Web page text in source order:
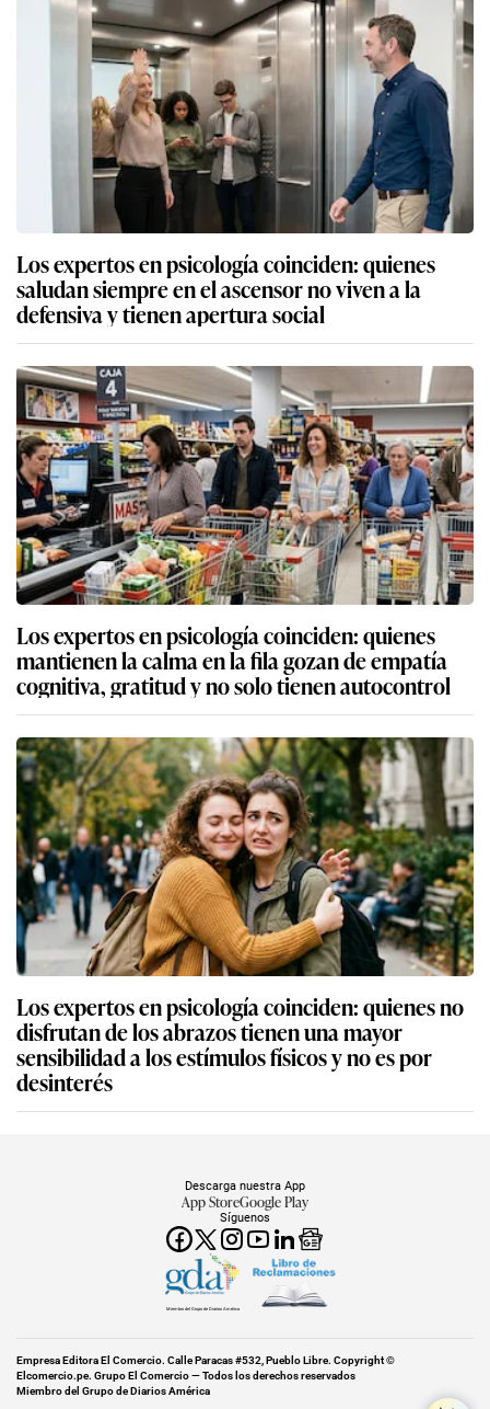
Los expertos en psicología coinciden: quienes
saludan siempre en el ascensor no viven a la
defensiva y tienen apertura social
Los expertos en psicología coinciden: quienes
mantienen la calma en la fila gozan de empatía
cognitiva, gratitud y no solo tienen autocontrol
Los expertos en psicología coinciden: quienes no
disfrutan de los abrazos tienen una mayor
sensibilidad a los estímulos físicos y no es por
desinterés
Síguenos
Descarga nuestra App
App StoreGoogle Play
Miembro del Grupo de Diarios América
Empresa Editora El Comercio. Calle Paracas #532, Pueblo Libre. Copyright ©
Elcomercio.pe. Grupo El Comercio — Todos los derechos reservados
Miembro del Grupo de Diarios América